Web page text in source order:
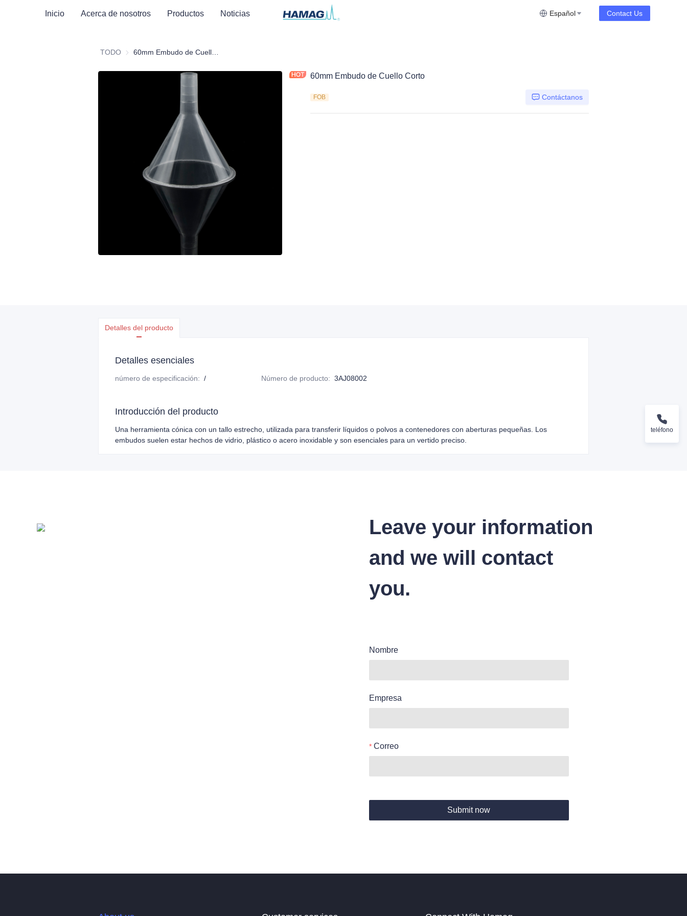
Inicio Acerca de nosotros Productos Noticias Español Contact Us
TODO
60mm Embudo de Cuello Corto
FOB Contáctanos
Detalles del producto
Detalles esenciales
número de especificación: / Número de producto: 3AJ08002
Introducción del producto
Una herramienta cónica con un tallo estrecho, utilizada para transferir líquidos o polvos a contenedores con aberturas pequeñas. Los
embudos suelen estar hechos de vidrio, plástico o acero inoxidable y son esenciales para un vertido preciso.
Leave your information
and we will contact
you.
Nombre
Empresa
Correo
Submit now
teléfono